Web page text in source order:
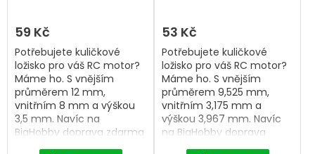
59 Kč
Potřebujete kuličkové
ložisko pro váš RC motor?
Máme ho. S vnějším
průměrem 12 mm,
vnitřním 8 mm a výškou
3,5 mm. Navíc na
BigHobby doprava zdarma
od 2 500 Kč.
53 Kč
Potřebujete kuličkové
ložisko pro váš RC motor?
Máme ho. S vnějším
průměrem 9,525 mm,
vnitřním 3,175 mm a
výškou 3,967 mm. Navíc
na BigHobby doprava
zdarma od 2 500 Kč.